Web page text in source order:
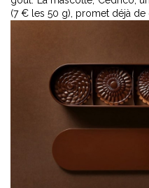
(7 € les 50 g), promet déjà de